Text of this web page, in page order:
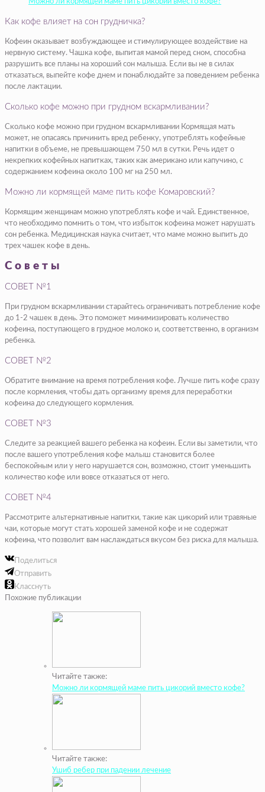
Как кофе влияет на сон грудничка?
Кофеин оказывает возбуждающее и стимулирующее воздействие на
нервную систему. Чашка кофе, выпитая мамой перед сном, способна
разрушить все планы на хороший сон малыша. Если вы не в силах
отказаться, выпейте кофе днем и понаблюдайте за поведением ребенка
после лактации.
Сколько кофе можно при грудном вскармливании?
Сколько кофе можно при грудном вскармливании Кормящая мать
может, не опасаясь причинить вред ребенку, употреблять кофейные
напитки в объеме, не превышающем 750 мл в сутки. Речь идет о
некрепких кофейных напитках, таких как американо или капучино, с
содержанием кофеина около 100 мг на 250 мл.
Можно ли кормящей маме пить кофе Комаровский?
Кормящим женщинам можно употреблять кофе и чай. Единственное,
что необходимо помнить о том, что избыток кофеина может нарушать
сон ребенка. Медицинская наука считает, что маме можно выпить до
трех чашек кофе в день.
Советы
СОВЕТ №1
При грудном вскармливании старайтесь ограничивать потребление кофе
до 1-2 чашек в день. Это поможет минимизировать количество
кофеина, поступающего в грудное молоко и, соответственно, в организм
ребенка.
СОВЕТ №2
Обратите внимание на время потребления кофе. Лучше пить кофе сразу
после кормления, чтобы дать организму время для переработки
кофеина до следующего кормления.
СОВЕТ №3
Следите за реакцией вашего ребенка на кофеин. Если вы заметили, что
после вашего употребления кофе малыш становится более
беспокойным или у него нарушается сон, возможно, стоит уменьшить
количество кофе или вовсе отказаться от него.
СОВЕТ №4
Рассмотрите альтернативные напитки, такие как цикорий или травяные
чаи, которые могут стать хорошей заменой кофе и не содержат
кофеина, что позволит вам наслаждаться вкусом без риска для малыша.
Поделиться
Отправить
Класснуть
Похожие публикации
Читайте также:
Можно ли кормящей маме пить цикорий вместо кофе?
Читайте также:
Ушиб ребер при падении лечение